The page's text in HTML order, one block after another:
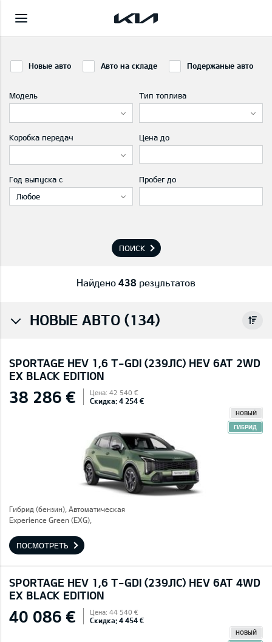
Новые авто Авто на складе Подержаные авто
Модель Тип топлива
Коробка передач Цена до
Год выпуска с
Любое
Пробег до
ПОИСК
Найдено 438 результатов
НОВЫЕ АВТО (134)
SPORTAGE HEV 1,6 T-GDI (239ЛС) HEV 6AT 2WD
EX BLACK EDITION
38 286 € Цена: 42 540 €
Скидка: 4 254 €
НОВЫЙ
ГИБРИД
Гибрид (бензин), Автоматическая
Experience Green (EXG),
ПОСМОТРЕТЬ
SPORTAGE HEV 1,6 T-GDI (239ЛС) HEV 6AT 4WD
EX BLACK EDITION
40 086 € Цена: 44 540 €
Скидка: 4 454 €
НОВЫЙ